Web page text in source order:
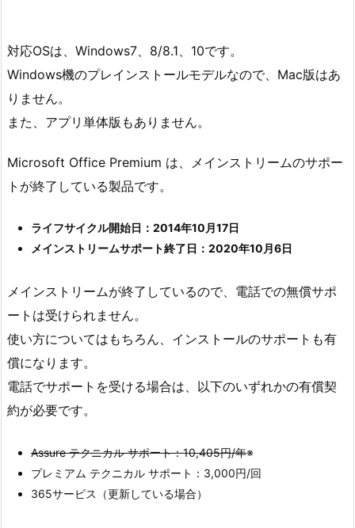
対応OSは、Windows7、8/8.1、10です。
Windows機のプレインストールモデルなので、Mac版はあ
りません。
また、アプリ単体版もありません。
Microsoft Office Premium は、メインストリームのサポー
トが終了している製品です。
ライフサイクル開始日：2014年10月17日
メインストリームサポート終了日：2020年10月6日
メインストリームが終了しているので、電話での無償サポ
ートは受けられません。
使い方についてはもちろん、インストールのサポートも有
償になります。
電話でサポートを受ける場合は、以下のいずれかの有償契
約が必要です。
Assure テクニカル サポート：10,405円/年※
プレミアム テクニカル サポート：3,000円/回
365サービス（更新している場合）